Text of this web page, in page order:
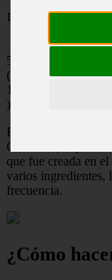
📅 21/05/2025
5
(
1
)
El cocido
Colombia, cuya
que fue creada en
varios ingredientes,
frecuencia.
¿Cómo